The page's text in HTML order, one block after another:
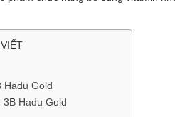
Hadu Gold
Hadu Gold